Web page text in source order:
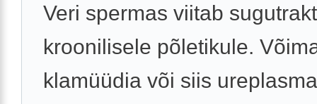
Veri spermas viitab
kroonilisele põletikule.
klamüüdia või siis